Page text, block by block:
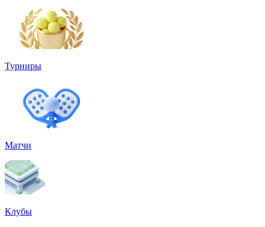
Турниры
Матчи
Клубы